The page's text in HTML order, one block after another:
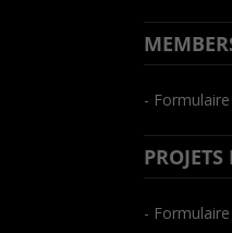
- Formulaire
-